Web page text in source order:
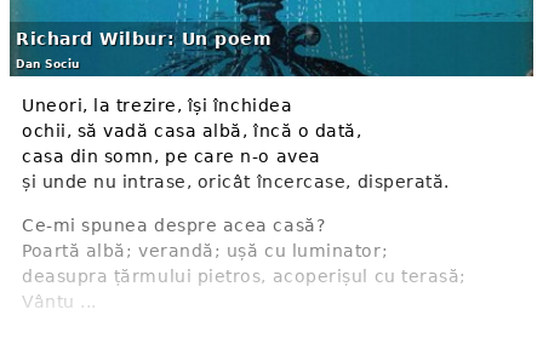
Richard Wilbur: Un poem
Dan Sociu
Uneori, la trezire, își închidea
ochii, să vadă casa albă, încă o dată,
casa din somn, pe care n-o avea
și unde nu intrase, oricât încercase, disperată.
Ce-mi spunea despre acea casă?
Poartă albă; verandă; ușă cu luminator;
deasupra țărmului pietros, acoperișul cu terasă;
Vântu ...